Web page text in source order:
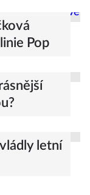
Pop
letní